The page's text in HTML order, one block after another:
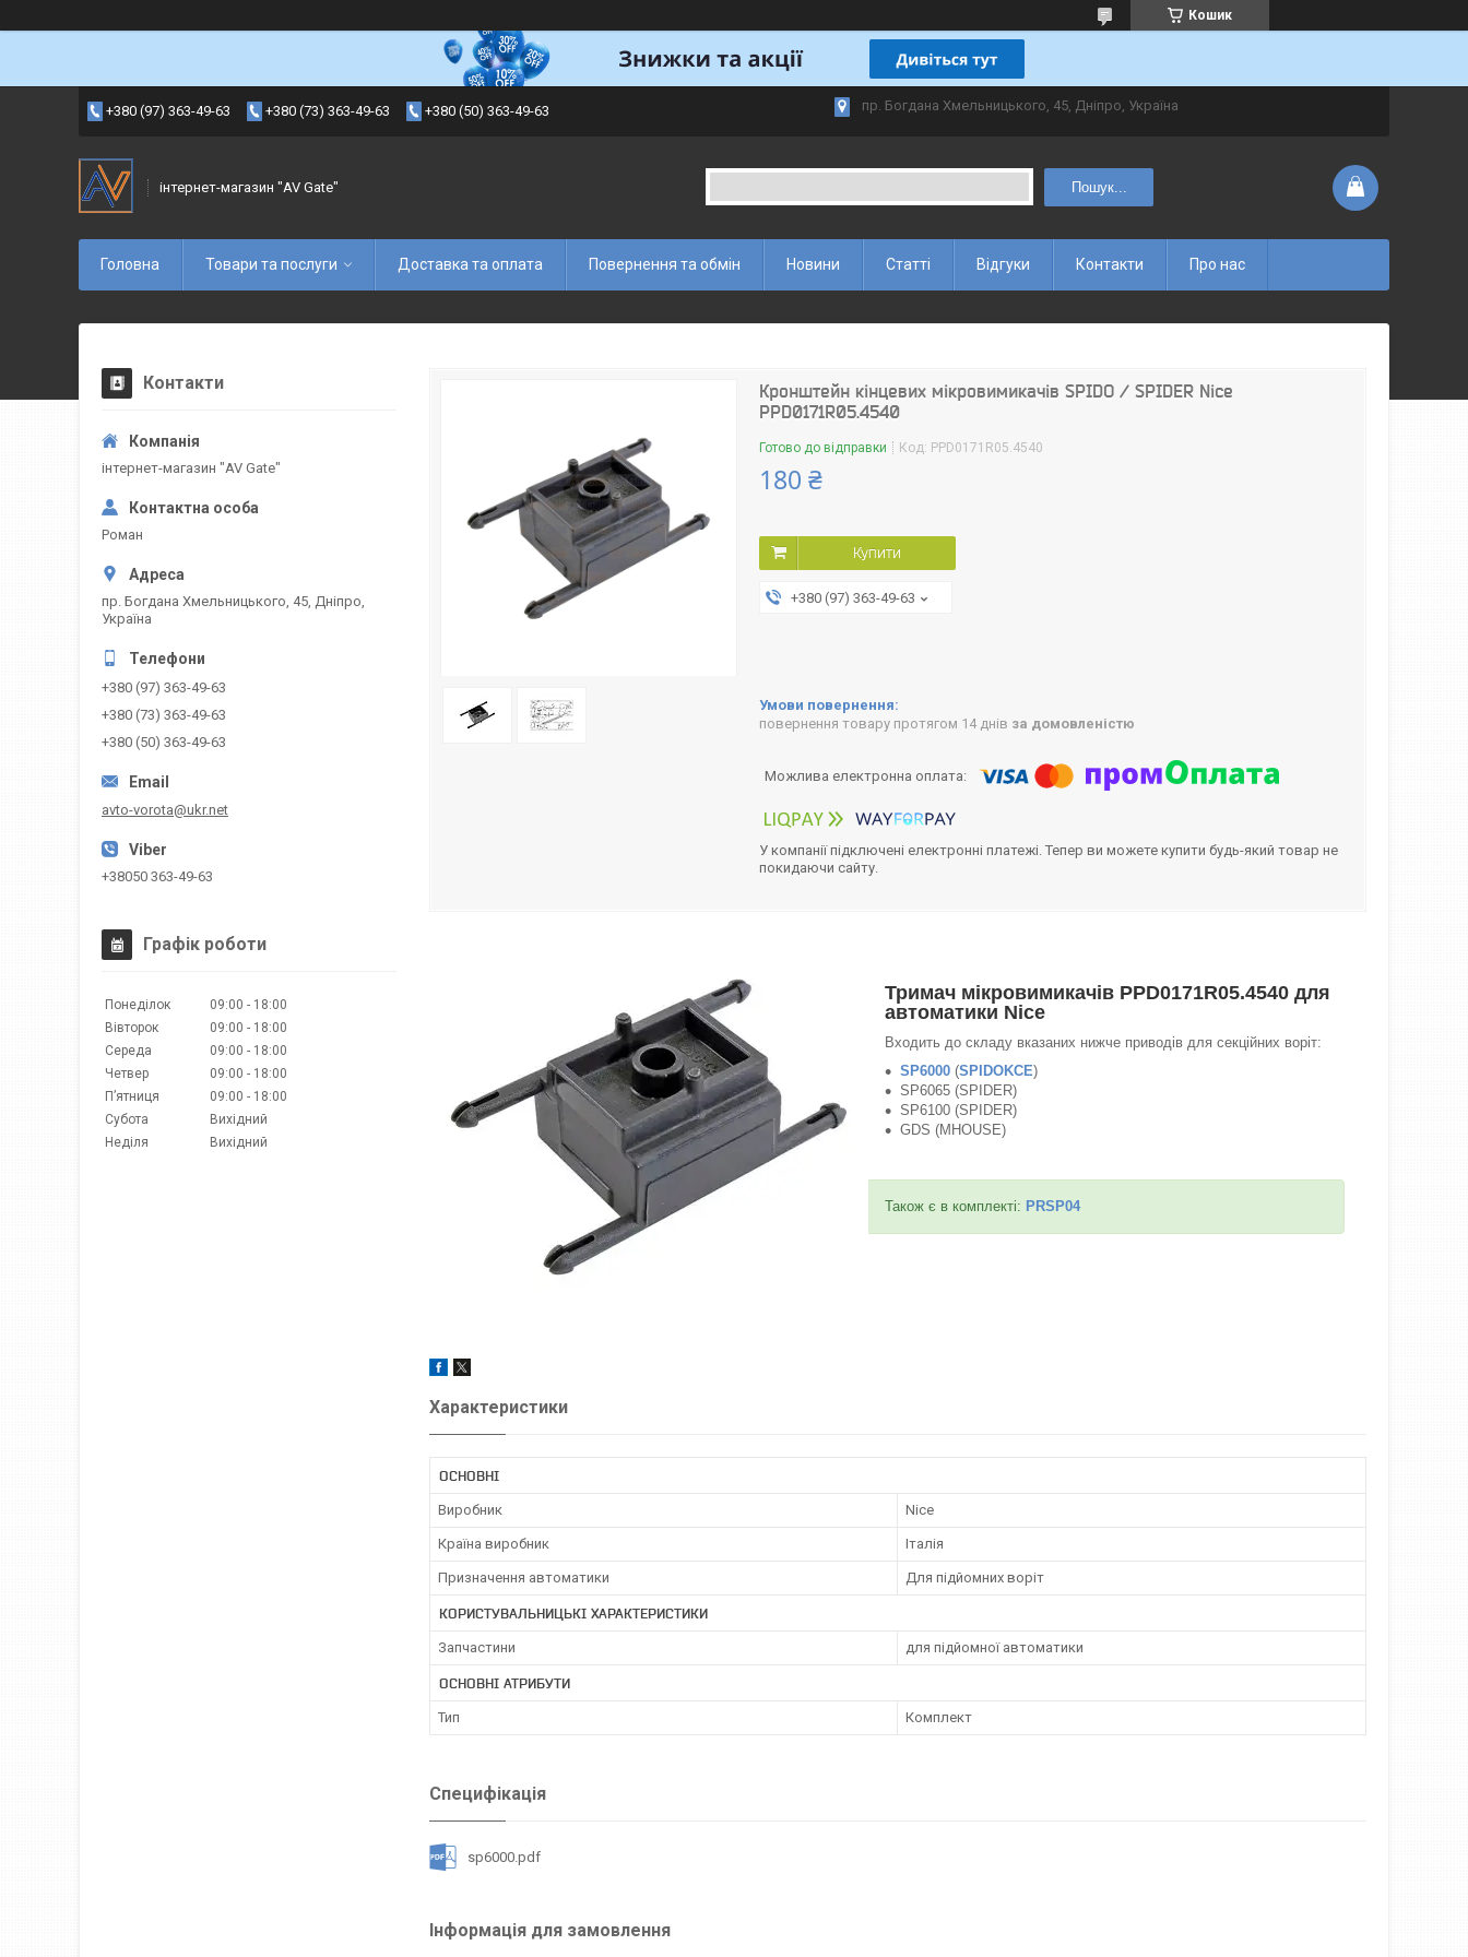
Кошик
+380 (97) 363-49-63 +380 (73) 363-49-63 +380 (50) 363-49-63 пр. Богдана Хмельницького, 45, Дніпро, Україна
інтернет-магазин "AV Gate" Пошук...
Головна Товари та послуги Доставка та оплата Повернення та обмін Новини Статті Відгуки Контакти Про нас
Кронштейн кінцевих мікровимикачів SPIDO / SPIDER Nice
PPD0171R05.4540
Готово до відправки Код: PPD0171R05.4540
180 ₴
Купити
+380 (97) 363-49-63
повернення товару протягом 14 днів за домовленістю
У компанії підключені електронні платежі. Тепер ви можете купити будь-який товар не
покидаючи сайту.
Тримач мікровимикачів PPD0171R05.4540 для
автоматики Nice
Входить до складу вказаних нижче приводів для секційних воріт:
SP6000 (SPIDOKCE)
SP6065 (SPIDER)
SP6100 (SPIDER)
GDS (MHOUSE)
Також є в комплекті: PRSP04
Характеристики
ОСНОВНІ
Виробник Nice
Країна виробник Італія
Призначення автоматики Для підйомних воріт
КОРИСТУВАЛЬНИЦЬКІ ХАРАКТЕРИСТИКИ
Запчастини для підйомної автоматики
ОСНОВНІ АТРИБУТИ
Тип Комплект
Специфікація
sp6000.pdf
Інформація для замовлення
Контакти
інтернет-магазин "AV Gate"
Роман
пр. Богдана Хмельницького, 45, Дніпро,
Україна
+380 (97) 363-49-63
+380 (73) 363-49-63
+380 (50) 363-49-63
avto-vorota@ukr.net
+38050 363-49-63
Графік роботи
Понеділок 09:00
18:00
Вівторок
09:00
18:00
Середа
09:00
18:00
Четвер
09:00
18:00
Пʼятниця
09:00
18:00
Субота
Вихідний
Неділя
Вихідний